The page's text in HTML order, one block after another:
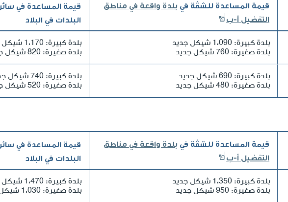
قيمة المساعدة للشقّة في بلدة واقعة في مناطق
التفضيل أ-ب
قيمة المساعدة في سائر
البلدات في البلاد
بلدة كبيرة: 1،090 شيكل جديد
بلدة صغيرة: 760 شيكل جديد
بلدة كبيرة: 1،170 شيكل جديد
بلدة صغيرة: 820 شيكل جديد
بلدة كبيرة: 690 شيكل جديد
بلدة صغيرة: 480 شيكل جديد
بلدة كبيرة: 740 شيكل جديد
بلدة صغيرة: 520 شيكل جديد
قيمة المساعدة للشقّة في بلدة واقعة في مناطق
التفضيل أ-ب
قيمة المساعدة في سائر
البلدات في البلاد
بلدة كبيرة: 1،350 شيكل جديد
بلدة صغيرة: 950 شيكل جديد
بلدة كبيرة: 1،470 شيكل جديد
بلدة صغيرة: 1،030 شيكل جديد